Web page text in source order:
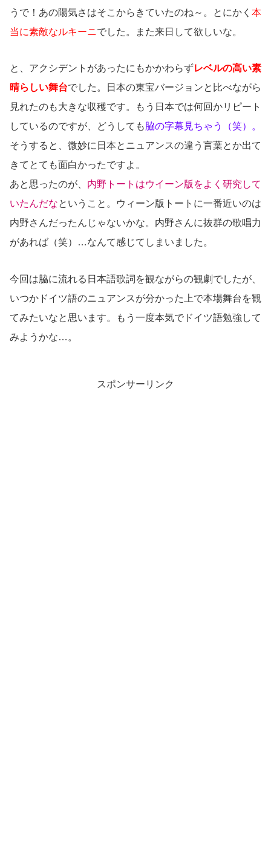
うで！あの陽気さはそこからきていたのね～。とにかく 本
当に素敵なルキーニでした。また来日して欲しいな。
と、アクシデントがあったにもかかわらずレベルの高い素
晴らしい舞台でした。日本の東宝バージョンと比べながら
見れたのも大きな収穫です。もう日本では何回かリピート
しているのですが、どうしても脇の字幕見ちゃう（笑）。
そうすると、微妙に日本とニュアンスの違う言葉とか出て
きてとても面白かったですよ。
あと思ったのが、 内野トートはウイーン版をよく研究して
いたんだなということ。ウィーン版トートに一番近いのは
内野さんだったんじゃないかな。内野さんに抜群の歌唱力
があれば（笑）…なんて感じてしまいました。
今回は脇に流れる日本語歌詞を観ながらの観劇でしたが、
いつかドイツ語のニュアンスが分かった上で本場舞台を観
てみたいなと思います。もう一度本気でドイツ語勉強して
みようかな…。
スポンサーリンク